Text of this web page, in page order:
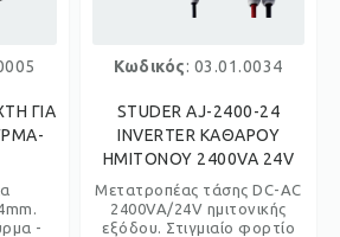
ΓΙΑ
-
Κωδικός: 03.01.0034
STUDER AJ-2400-24
INVERTER ΚΑΘΑΡΟΥ
ΗΜΙΤΟΝΟΥ 2400VA 24V
Μετατροπέας τάσης DC-AC
2400VA/24V ημιτονικής
εξόδου. Στιγμιαίο φορτίο